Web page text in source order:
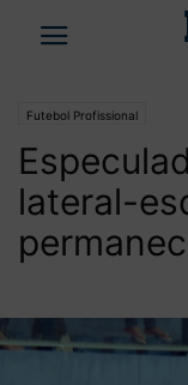
Futebol Profissional
lateral-